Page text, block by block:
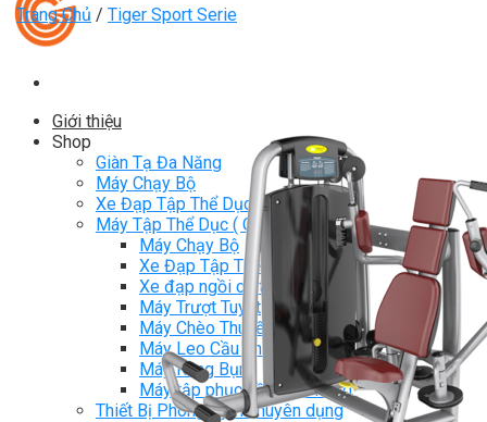
Giới thiệu
Shop
Giàn Tạ Đa Năng
Máy Chạy Bộ
Xe Đạp Tập Thể Dục
Máy Tập Thể Dục ( Cardio )
Máy Chạy Bộ
Xe Đạp Tập Thể Dục
Xe đạp ngồi có tựa lưng
Máy Trượt Tuyết
Máy Chèo Thuyền
Máy Leo Cầu Thang
Máy Rung Bụng
Máy tập phục hồi chức năng
Thiết Bị Phòng Gym chuyên dụng
Trang Chủ / Tiger Sport Serie